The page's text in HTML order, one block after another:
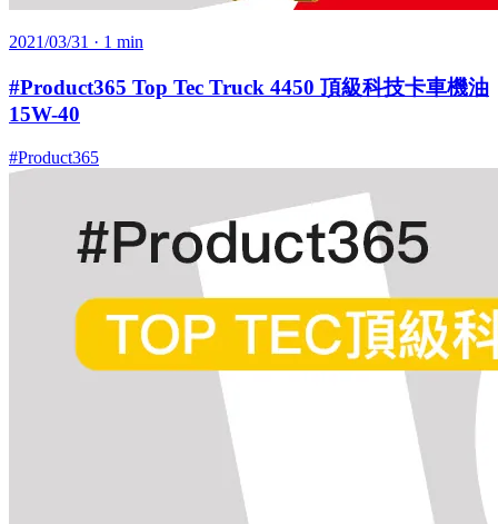
2021/03/31 · 1 min
#Product365 Top Tec Truck 4450 頂級科技卡車機油
15W-40
#Product365